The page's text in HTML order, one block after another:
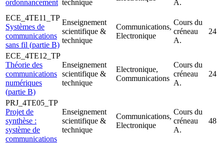
ordonnancement technique
A.
ECE_4TE11_TP
Systèmes de
communications
sans fil (partie B)
Enseignement
scientifique &
technique
Communications,
Electronique
Cours du
créneau
A.
24
ECE_4TE12_TP
Théorie des
communications
numériques
(partie B)
Enseignement
scientifique &
technique
Electronique,
Communications
Cours du
créneau
A.
24
PRJ_4TE05_TP
Projet de
synthèse :
système de
communications
Enseignement
scientifique &
technique
Communications,
Electronique
Cours du
créneau
A.
48